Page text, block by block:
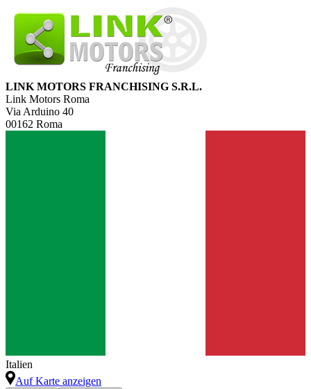
LINK MOTORS FRANCHISING S.R.L.
Link Motors Roma
Via Arduino 40
00162 Roma
Italien
Auf Karte anzeigen